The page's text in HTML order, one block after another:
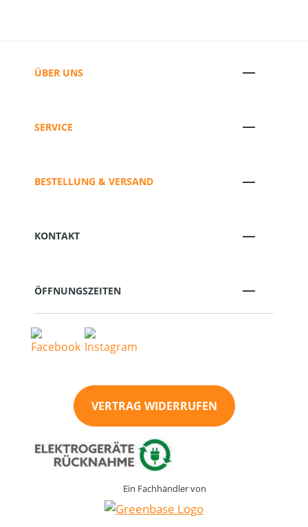
ÜBER UNS
SERVICE
BESTELLUNG & VERSAND
KONTAKT
ÖFFNUNGSZEITEN
VERTRAG WIDERRUFEN
Ein Fachhändler von